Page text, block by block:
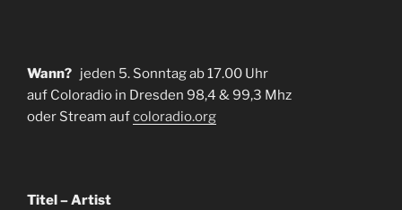
Wann? jeden 5. Sonntag ab 17.00 Uhr
auf Coloradio in Dresden 98,4 & 99,3 Mhz
oder Stream aufcoloradio.org
Titel – Artist